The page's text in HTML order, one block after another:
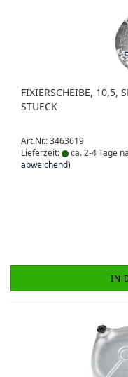
FIXIERSCHEIBE, 10,5,
STUECK
Art.Nr.: 3463619
Lieferzeit:
ca. 2-4 Tage
abweichend)
IN